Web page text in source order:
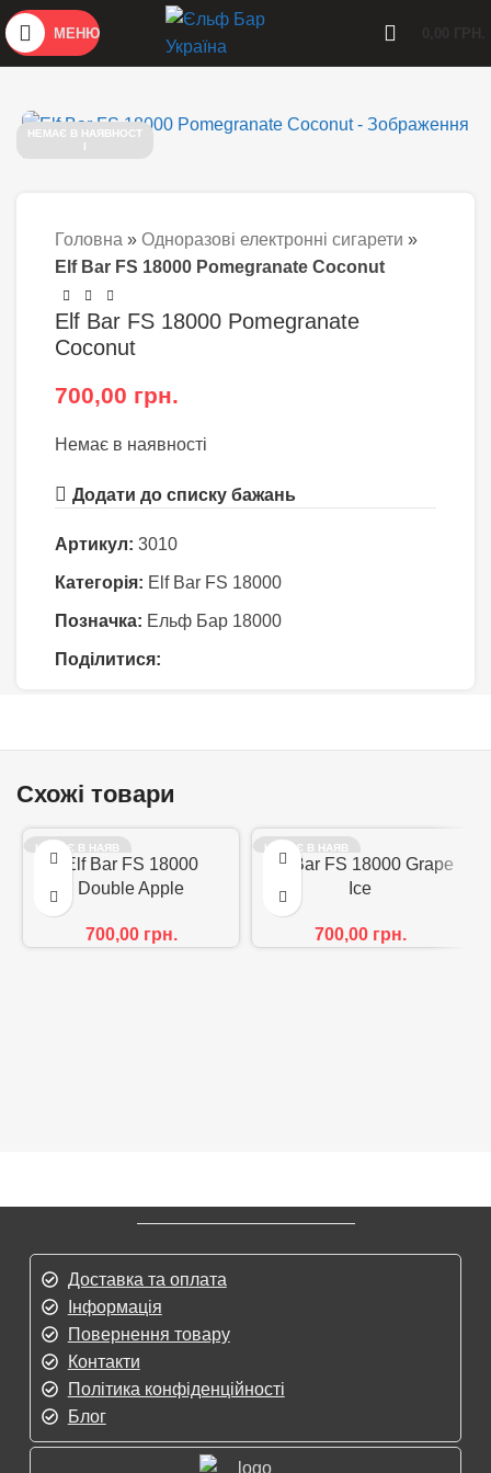
МЕНЮ
НЕМАЄ В НАЯВНОСТ
І
Головна » Одноразові електронні сигарети »
Elf Bar FS 18000 Pomegranate Coconut
Elf Bar FS 18000 Pomegranate
Coconut
700,00 грн.
Немає в наявності
Додати до списку бажань
Артикул: 3010
Категорія: Elf Bar FS 18000
Позначка: Ельф Бар 18000
Поділитися:
Схожі товари
НЕМАЄ В НАЯВ
НОСТІ
Elf Bar FS 18000
Double Apple
700,00 грн.
НЕМАЄ В НАЯВ
НОСТІ
Elf Bar FS 18000 Grape
Ice
700,00 грн.
Доставка та оплата
Інформація
Повернення товару
Контакти
Політика конфіденційності
Блог